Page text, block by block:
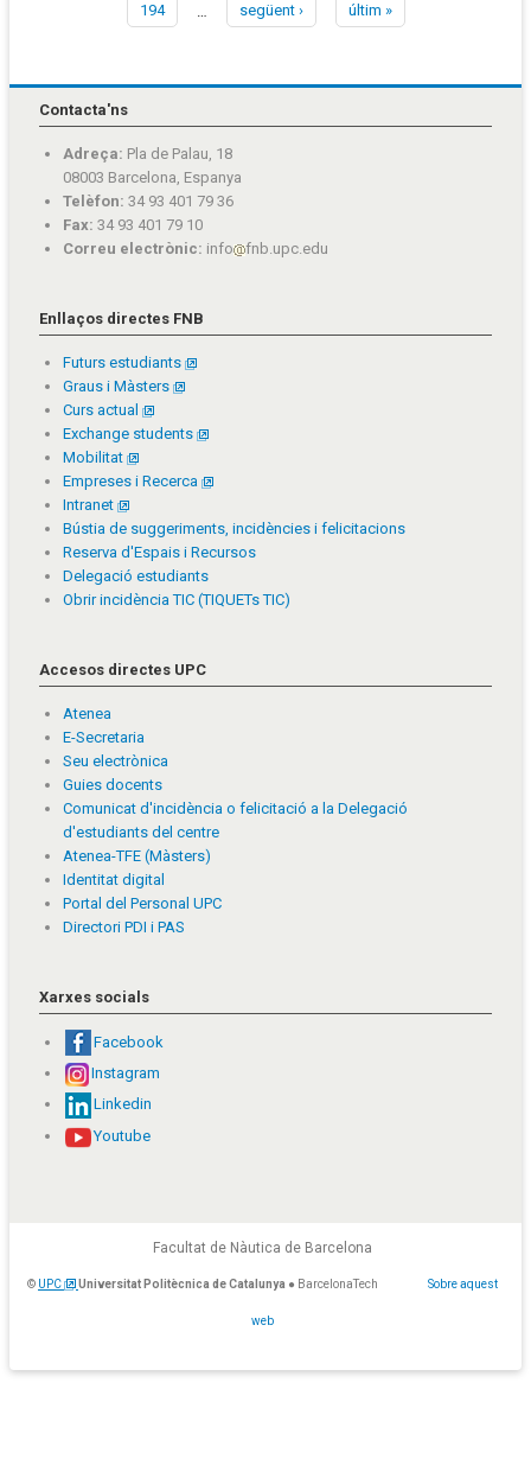
194 següent › últim »
Contacta'ns
Adreça: Pla de Palau, 18
08003 Barcelona, Espanya
Telèfon: 34 93 401 79 36
Fax: 34 93 401 79 10
Correu electrònic: info fnb.upc.edu
Enllaços directes FNB
Futurs estudiants
Graus i Màsters
Curs actual
Exchange students
Mobilitat
Empreses i Recerca
Intranet
Bústia de suggeriments, incidències i felicitacions
Reserva d'Espais i Recursos
Delegació estudiants
Obrir incidència TIC (TIQUETs TIC)
Accesos directes UPC
Atenea
E-Secretaria
Seu electrònica
Guies docents
Comunicat d'incidència o felicitació a la Delegació
d'estudiants del centre
Atenea-TFE (Màsters)
Identitat digital
Portal del Personal UPC
Directori PDI i PAS
Xarxes socials
Facebook
Instagram
Linkedin
Youtube
Facultat de Nàutica de Barcelona
© UPC Universitat Politècnica de Catalunya ● BarcelonaTech Sobre aquest
web